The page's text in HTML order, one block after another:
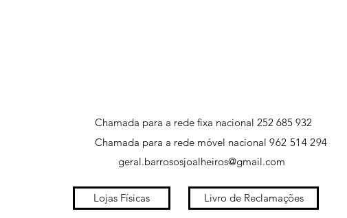
Chamada para a rede fixa nacional 252 685 932
Chamada para a rede móvel nacional962 514 294
geral.barrososjoalheiros@gmail.com
Lojas Físicas Livro de Reclamações